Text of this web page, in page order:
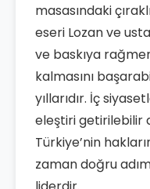
masasındaki
eseri Lozan ve
ve baskıya
kalmasını
yıllarıdır. İç
eleştiri getirilebilir
Türkiye’nin
zaman doğru